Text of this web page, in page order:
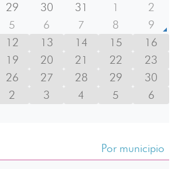
29 30 31 1
2
5 6 7 8
9
12 13 14 15
16
19 20 21 22
23
26 27 28 29
30
2 3 4 5 6
Por municipio